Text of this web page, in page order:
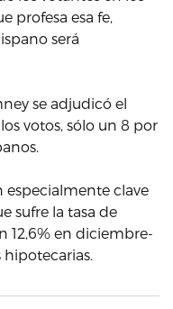
profesa esa fe,
será
se adjudicó el
votos, sólo un 8 por
especialmente clave
sufre la tasa de
12,6% en diciembre-